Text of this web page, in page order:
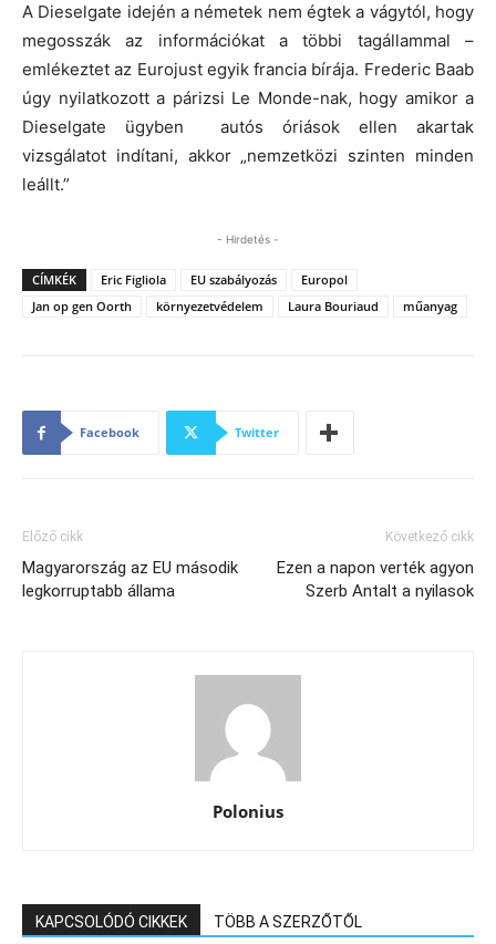
A Dieselgate idején a németek nem égtek a vágytól, hogy
megosszák az információkat a többi tagállammal –
emlékeztet az Eurojust egyik francia bírája. Frederic Baab
úgy nyilatkozott a párizsi Le Monde-nak, hogy amikor a
Dieselgate ügyben autós óriások ellen akartak
vizsgálatot indítani, akkor „nemzetközi szinten minden
leállt.”
- Hirdetés -
CÍMKÉK Eric Figliola EU szabályozás
Europol
Jan op gen Oorth
környezetvédelem Laura Bouriaud műanyag
Facebook Twitter
Előző cikk
Magyarország az EU második
legkorruptabb állama
Következő cikk
Ezen a napon verték agyon
Szerb Antalt a nyilasok
Polonius
KAPCSOLÓDÓ CIKKEK TÖBB A SZERZŐTŐL